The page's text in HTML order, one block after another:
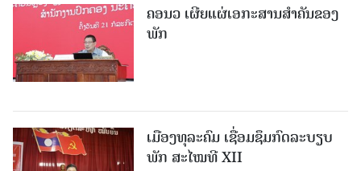
ຄອນວ ເຜີຍແຜ່ເອກະສານສໍາຄັນຂອງ
ພັກ
ເມືອງທຸລະຄົມ ເຊື່ອມຊຶມກົດລະບຽບ
ພັກ ສະໄໝທີ XII